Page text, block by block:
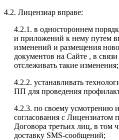
4.2. Лицензиар вправе:
4.2.1. в одностороннем
и приложений к нему путем
изменений и размещения
документов на Сайте , в
отслеживать такие изменения;
4.2.2. устанавливать
ПП для проведения
4.2.3. по своему усмотрению
согласования с Лицензиатом
Договора третьих лиц, в том
доставку SMS-сообщений;